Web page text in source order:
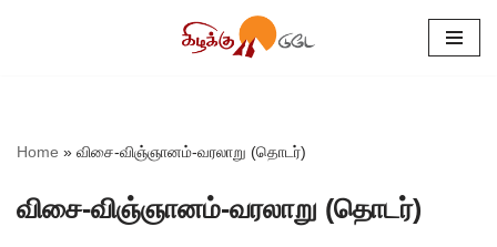
Home » விசை-விஞ்ஞானம்-வரலாறு (தொடர்)
விசை-விஞ்ஞானம்-வரலாறு (தொடர்)